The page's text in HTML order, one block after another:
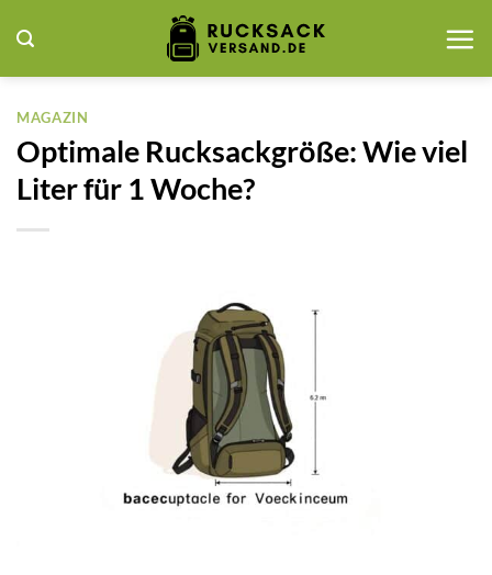
Inhalt
springen
MAGAZIN
Optimale Rucksackgröße: Wie viel
Liter für 1 Woche?